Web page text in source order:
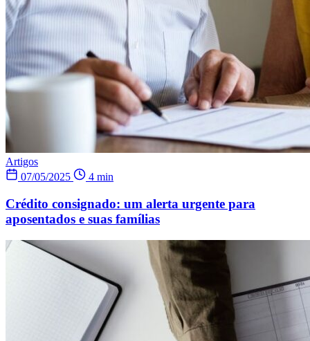
Artigos
07/05/2025
4 min
Crédito consignado: um alerta urgente para
aposentados e suas famílias